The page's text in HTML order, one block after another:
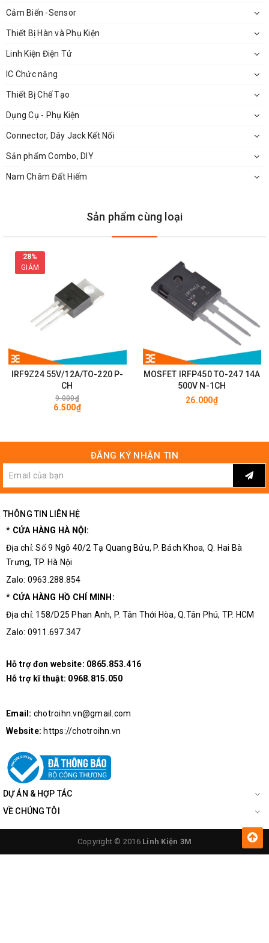
Chi Tiết
Datasheet:
Cảm Biến -Sensor
Thiết Bị Hàn và Phụ Kiện
Linh Kiện Điện Tử
IC Chức năng
Thiết Bị Chế Tạo
Dụng Cụ - Phụ Kiện
Connector, Dây Jack Kết Nối
Sản phẩm Combo, DIY
Nam Châm Đất Hiếm
Sản phẩm cùng loại
28%
GIẢM
IRF9Z24 55V/12A/TO-220 P-
CH
9.000₫
6.500₫
MOSFET IRFP450 TO-247 14A
500V N-1CH
26.000₫
ĐĂNG KÝ NHẬN TIN
THÔNG TIN LIÊN HỆ
* CỬA HÀNG HÀ NỘI:
Địa chỉ: Số 9 Ngõ 40/2 Tạ Quang Bửu, P. Bách Khoa, Q. Hai Bà
Trưng, TP. Hà Nội
Zalo: 0963.288.854
* CỬA HÀNG HỒ CHÍ MINH:
Địa chỉ: 158/D25 Phan Anh, P. Tân Thới Hòa, Q.Tân Phú, TP. HCM
Zalo: 0911.697.347
Hỗ trợ đơn website: 0865.853.416
Hỗ trợ kĩ thuật: 0968.815.050
Email: chotroihn.vn@gmail.com
Website: https://chotroihn.vn
DỰ ÁN & HỢP TÁC
VỀ CHÚNG TÔI
Copyright © 2016 Linh Kiện 3M